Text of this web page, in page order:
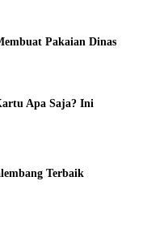
Pakaian Dinas
Apa Saja? Ini
Terbaik